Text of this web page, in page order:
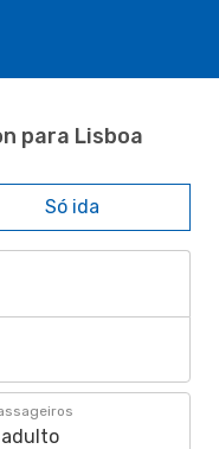
para Lisboa
Só ida
adulto